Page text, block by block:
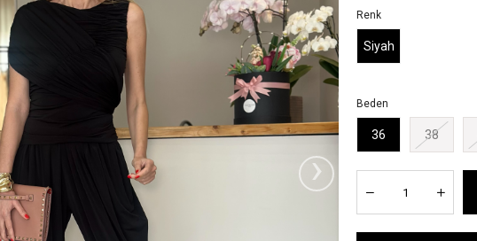
›
Renk
Siyah
Beden
36 38